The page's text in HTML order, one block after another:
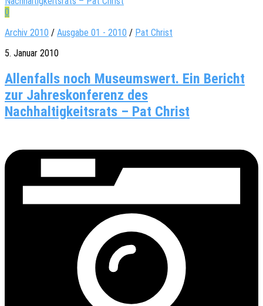
0
Archiv 2010 / Ausgabe 01 - 2010 / Pat Christ
5. Januar 2010
Allenfalls noch Museumswert. Ein Bericht
zur Jahreskonferenz des
Nachhaltigkeitsrats – Pat Christ